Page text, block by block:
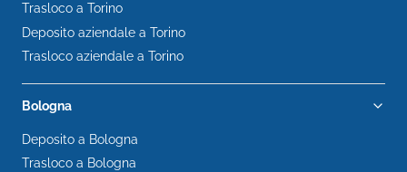
Trasloco a Torino
Deposito aziendale a Torino
Trasloco aziendale a Torino
Bologna
Deposito a Bologna
Trasloco a Bologna